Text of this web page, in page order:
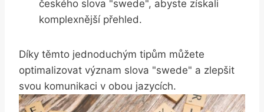
českého slova "swede", abyste získali
komplexnější přehled.
Díky těmto jednoduchým tipům můžete
optimalizovat význam slova "swede" a zlepšit
svou komunikaci v obou jazycích.